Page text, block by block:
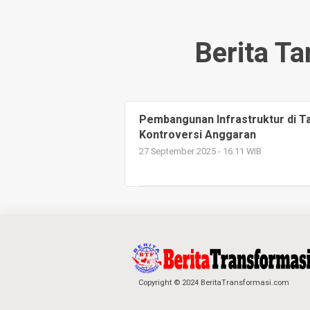
Berita
Pembangunan Infrastruktur di
Kontroversi Anggaran
27 September 2025 - 16:11 WIB
Copyright © 2024 BeritaTransformasi.com